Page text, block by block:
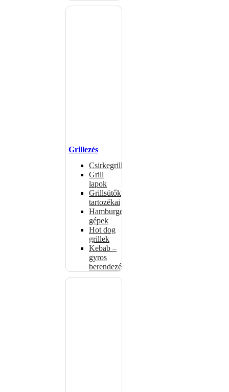
Grillezés
Csirkegrillek
Grill
lapok
Grillsütők
tartozékai
Hamburgerformázó
gépek
Hot dog
grillek
Kebab –
gyros
berendezés